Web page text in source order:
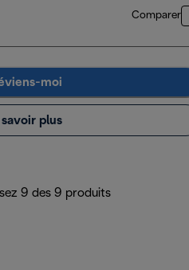
Comparer
moi
savoir plus
9 des 9 produits